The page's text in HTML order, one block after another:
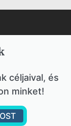
céljaival, és
minket!